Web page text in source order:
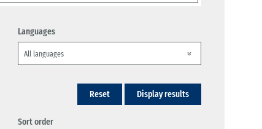
Languages
Reset Display results
Sort order